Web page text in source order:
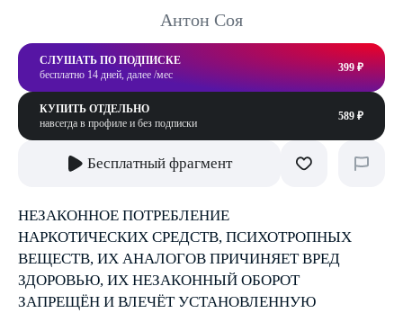
Антон Соя
СЛУШАТЬ ПО ПОДПИСКЕ
бесплатно 14 дней, далее /мес
399 ₽
КУПИТЬ ОТДЕЛЬНО
навсегда в профиле и без подписки
589 ₽
Бесплатный фрагмент
НЕЗАКОННОЕ ПОТРЕБЛЕНИЕ
НАРКОТИЧЕСКИХ СРЕДСТВ, ПСИХОТРОПНЫХ
ВЕЩЕСТВ, ИХ АНАЛОГОВ ПРИЧИНЯЕТ ВРЕД
ЗДОРОВЬЮ, ИХ НЕЗАКОННЫЙ ОБОРОТ
ЗАПРЕЩЁН И ВЛЕЧЁТ УСТАНОВЛЕННУЮ